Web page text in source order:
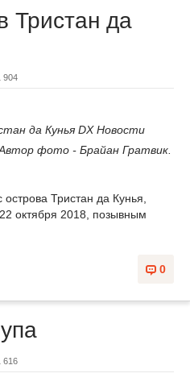
Тристан да
904
фото - Брайан Гратвик.
Тристан да Кунья,
октября 2018, позывным
0
616